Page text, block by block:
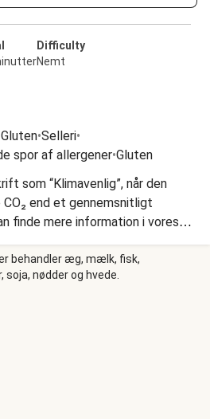
Difficulty
Nemt
Gluten•Selleri•
spor af allergener•Gluten
som “Klimavenlig”, når den
CO₂ end et gennemsnitligt
finde mere information i vores
Vores version indeholder
chili, hvidløg og
behandler æg, mælk, fisk,
nødder og hvede.